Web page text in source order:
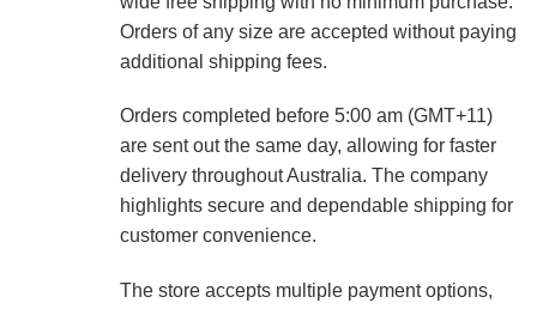
Orders of any size are accepted without paying
additional shipping fees.
Orders completed before 5:00 am (GMT+11)
are sent out the same day, allowing for faster
delivery throughout Australia. The company
highlights secure and dependable shipping for
customer convenience.
The store accepts multiple payment options,